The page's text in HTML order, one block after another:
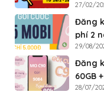
27/02/
Đăng
phí 2
29/08/
Đăng
60GB
28/07/